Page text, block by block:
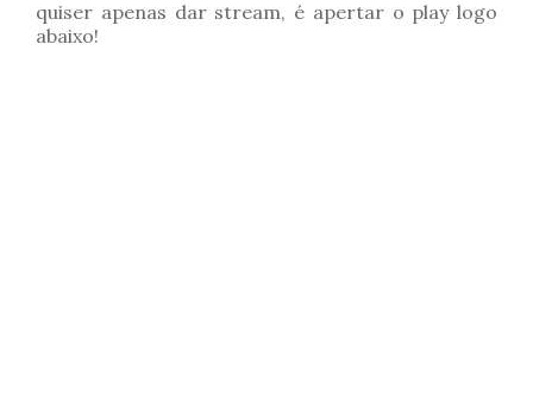
quiser apenas dar stream, é apertar o play logo
abaixo!